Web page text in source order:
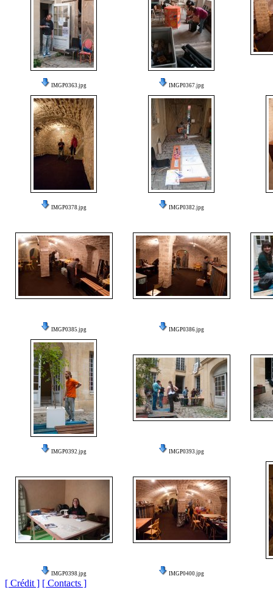
IMGP0363.jpg IMGP0367.jpg
IMGP0378.jpg IMGP0382.jpg
IMGP0385.jpg IMGP0386.jpg
IMGP0392.jpg IMGP0393.jpg
IMGP0398.jpg IMGP0400.jpg
[ Crédit ] [ Contacts ]